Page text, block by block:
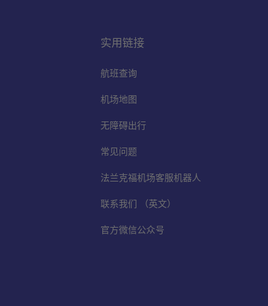
实用链接
航班查询
机场地图
无障碍出行
常见问题
法兰克福机场客服机器人
联系我们 （英文）
官方微信公众号